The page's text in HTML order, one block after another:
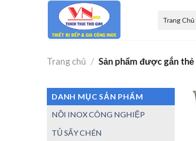
Trang Chủ
Trang chủ / Sản phẩm được gắn thẻ
DANH MỤC SẢN PHẨM
NỒI INOX CÔNG NGHIỆP
TỦ SẤY CHÉN